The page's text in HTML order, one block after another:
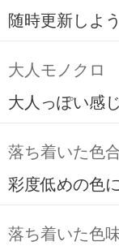
随時更新しよ
大人モノクロ
大人っぽい感じ
落ち着いた色
彩度低めの色
落ち着いた色